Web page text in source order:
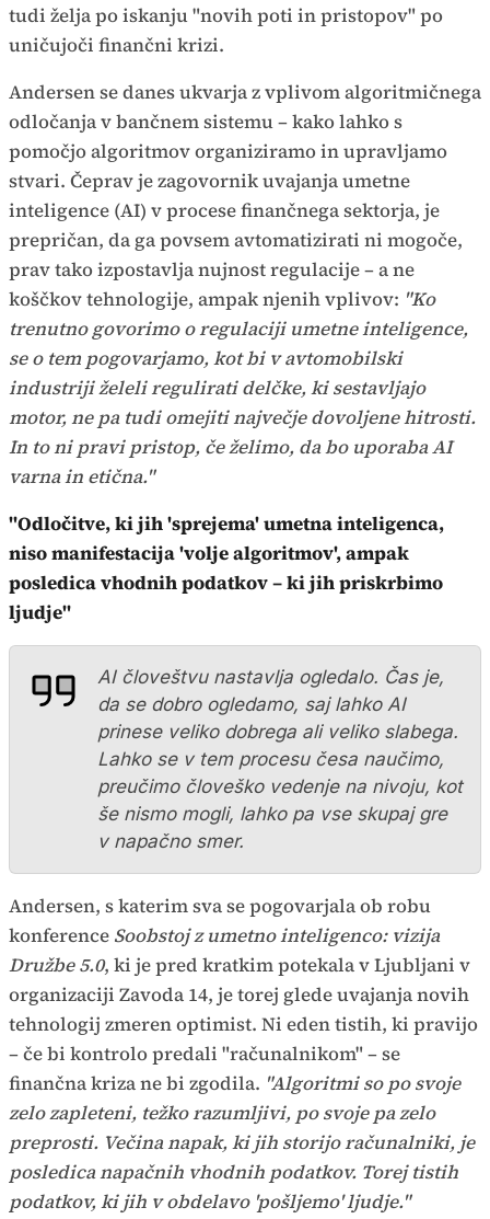
tudi želja po iskanju "novih poti in pristopov" po
uničujoči finančni krizi.
Andersen se danes ukvarja z vplivom algoritmičnega
odločanja v bančnem sistemu – kako lahko s
pomočjo algoritmov organiziramo in upravljamo
stvari. Čeprav je zagovornik uvajanja umetne
inteligence (AI) v procese finančnega sektorja, je
prepričan, da ga povsem avtomatizirati ni mogoče,
prav tako izpostavlja nujnost regulacije – a ne
koščkov tehnologije, ampak njenih vplivov: "Ko
trenutno govorimo o regulaciji umetne inteligence,
se o tem pogovarjamo, kot bi v avtomobilski
industriji želeli regulirati delčke, ki sestavljajo
motor, ne pa tudi omejiti največje dovoljene hitrosti.
In to ni pravi pristop, če želimo, da bo uporaba AI
varna in etična."
"Odločitve, ki jih 'sprejema' umetna inteligenca,
niso manifestacija 'volje algoritmov', ampak
posledica vhodnih podatkov – ki jih priskrbimo
ljudje"
AI človeštvu nastavlja ogledalo. Čas je,
da se dobro ogledamo, saj lahko AI
prinese veliko dobrega ali veliko slabega.
Lahko se v tem procesu česa naučimo,
preučimo človeško vedenje na nivoju, kot
še nismo mogli, lahko pa vse skupaj gre
v napačno smer.
Andersen, s katerim sva se pogovarjala ob robu
konference Soobstoj z umetno inteligenco: vizija
Družbe 5.0, ki je pred kratkim potekala v Ljubljani v
organizaciji Zavoda 14, je torej glede uvajanja novih
tehnologij zmeren optimist. Ni eden tistih, ki pravijo
– če bi kontrolo predali "računalnikom" – se
finančna kriza ne bi zgodila. "Algoritmi so po svoje
zelo zapleteni, težko razumljivi, po svoje pa zelo
preprosti. Večina napak, ki jih storijo računalniki, je
posledica napačnih vhodnih podatkov. Torej tistih
podatkov, ki jih v obdelavo 'pošljemo' ljudje."